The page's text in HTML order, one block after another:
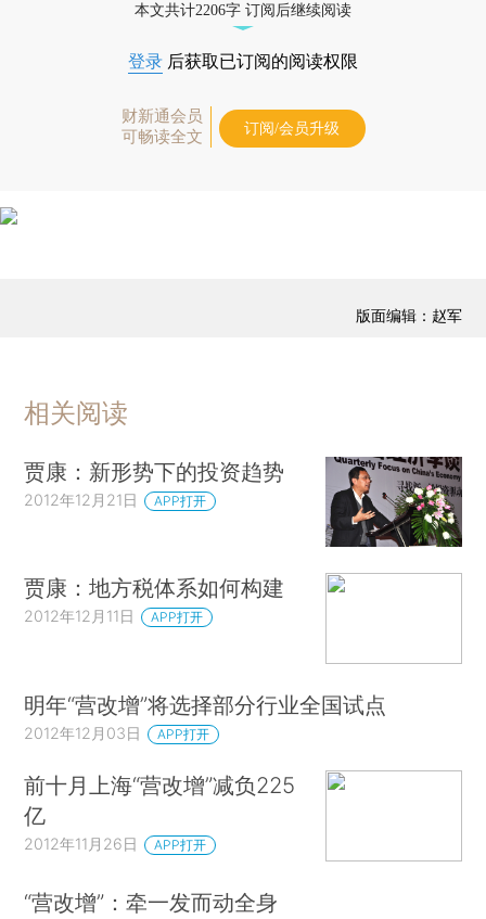
本文共计2206字 订阅后继续阅读
登录 后获取已订阅的阅读权限
财新通会员
可畅读全文
订阅/会员升级
版面编辑：赵军
相关阅读
贾康：新形势下的投资趋势
2012年12月21日 APP打开
贾康：地方税体系如何构建
2012年12月11日 APP打开
明年“营改增”将选择部分行业全国试点
2012年12月03日 APP打开
前十月上海“营改增”减负225
亿
2012年11月26日 APP打开
“营改增”：牵一发而动全身